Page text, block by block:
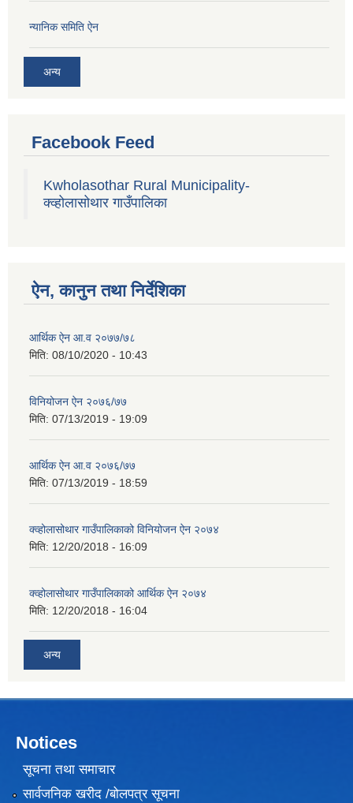
न्यानिक समिति ऐन
अन्य
Facebook Feed
Kwholasothar Rural Municipality-
क्व्होलासोथार गाउँपालिका
ऐन, कानुन तथा निर्देशिका
आर्थिक ऐन आ.व २०७७/७८
मिति: 08/10/2020 - 10:43
विनियोजन ऐन २०७६/७७
मिति: 07/13/2019 - 19:09
आर्थिक ऐन आ.व २०७६/७७
मिति: 07/13/2019 - 18:59
क्व्होलासोथार गाउँपालिकाको विनियोजन ऐन २०७४
मिति: 12/20/2018 - 16:09
क्व्होलासोथार गाउँपालिकाको आर्थिक ऐन २०७४
मिति: 12/20/2018 - 16:04
अन्य
Notices
सूचना तथा समाचार
सार्वजनिक खरीद /बोलपत्र सूचना